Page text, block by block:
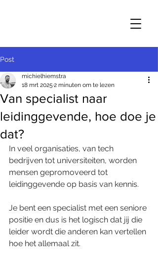
Post
Van specialist naar
leidinggevende, hoe doe je
dat?
michielhiemstra
18 mrt 2025 2 minuten om te lezen
In veel organisaties, van tech
bedrijven tot universiteiten, worden
mensen gepromoveerd tot
leidinggevende op basis van kennis.
Je bent een specialist met een seniore
positie en dus is het logisch dat jij die
leider wordt die anderen kan vertellen
hoe het allemaal zit.